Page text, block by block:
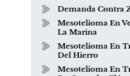
Demanda Contra
Mesotelioma En
La Marina
Mesotelioma En
Del Hierro
Mesotelioma En